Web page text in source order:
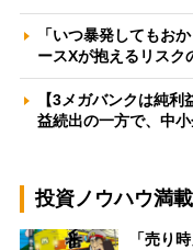
「いつ暴発してもお
ースXが抱えるリス
【3メガバンクは純
益続出の一方で、中
投資ノウハウ満
「売り